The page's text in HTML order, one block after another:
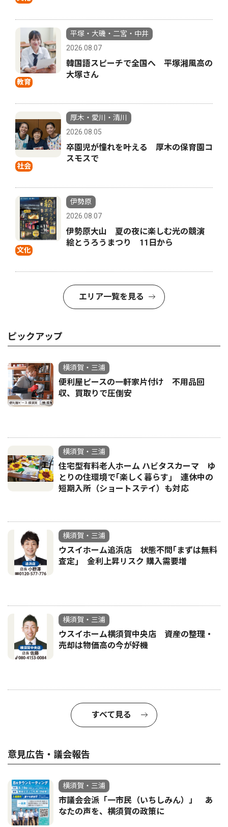
教育
平塚・大磯・二宮・中井
2026.08.07
韓国語スピーチで全国へ 平塚湘風高の
大塚さん
社会
厚木・愛川・清川
2026.08.05
卒園児が憧れを叶える 厚木の保育園コ
スモスで
文化
伊勢原
2026.08.07
伊勢原大山 夏の夜に楽しむ光の競演
絵とうろうまつり 11日から
エリア一覧を見る
ピックアップ
横須賀・三浦
便利屋ピースの一軒家片付け 不用品回
収、買取りで圧倒安
横須賀・三浦
住宅型有料老人ホーム ハビタスカーマ ゆ
とりの住環境で｢楽しく暮らす｣ 連休中の
短期入所（ショートステイ）も対応
横須賀・三浦
ウスイホーム追浜店 状態不問｢まずは無料
査定｣ 金利上昇リスク 購入需要増
横須賀・三浦
ウスイホーム横須賀中央店 資産の整理・
売却は物価高の今が好機
すべて見る
意見広告・議会報告
横須賀・三浦
市議会会派「一市民（いちしみん）」 あ
なたの声を、横須賀の政策に